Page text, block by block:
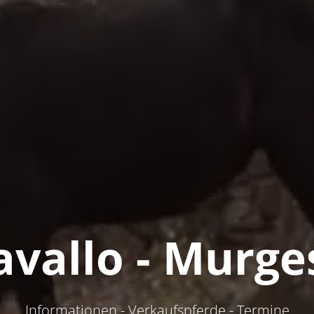
-
Informationen - Verkaufspferde - Termine